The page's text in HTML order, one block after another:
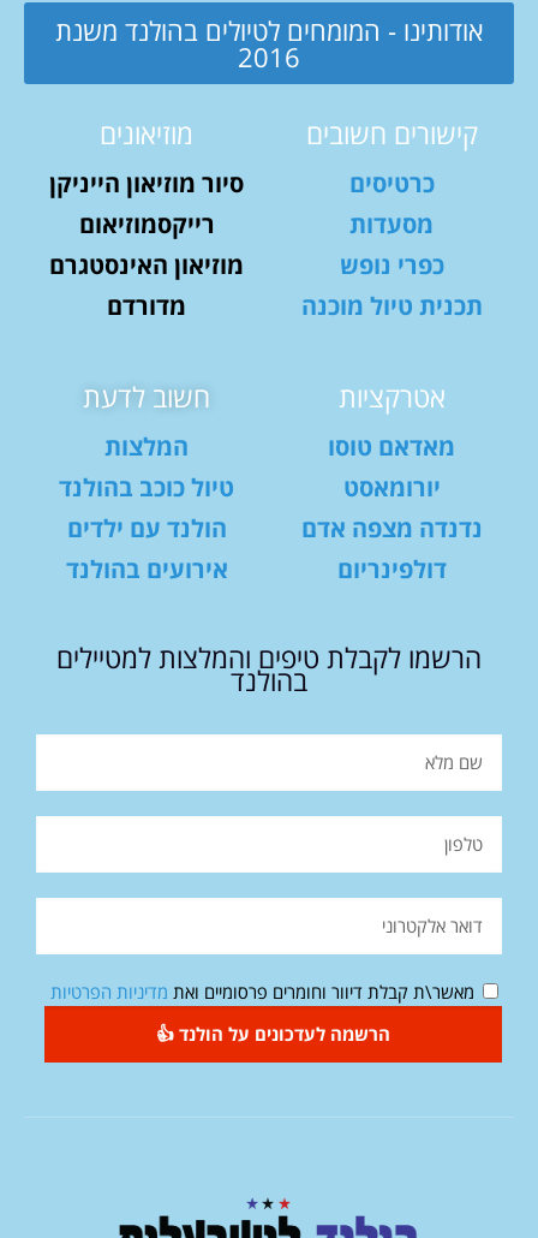
אודותינו - המומחים לטיולים בהולנד משנת
2016
קישורים חשובים
כרטיסים
מסעדות
כפרי נופש
תכנית טיול מוכנה
מוזיאונים
סיור מוזיאון הייניקן
רייקסמוזיאום
מוזיאון האינסטגרם
מדורדם
אטרקציות
מאדאם טוסו
יורומאסט
נדנדה מצפה אדם
דולפינריום
חשוב לדעת
המלצות
טיול כוכב בהולנד
הולנד עם ילדים
אירועים בהולנד
הרשמו לקבלת טיפים והמלצות למטיילים
בהולנד
מאשר\ת קבלת דיוור וחומרים פרסומיים ואת מדיניות הפרטיות
הרשמה לעדכונים על הולנד 👍